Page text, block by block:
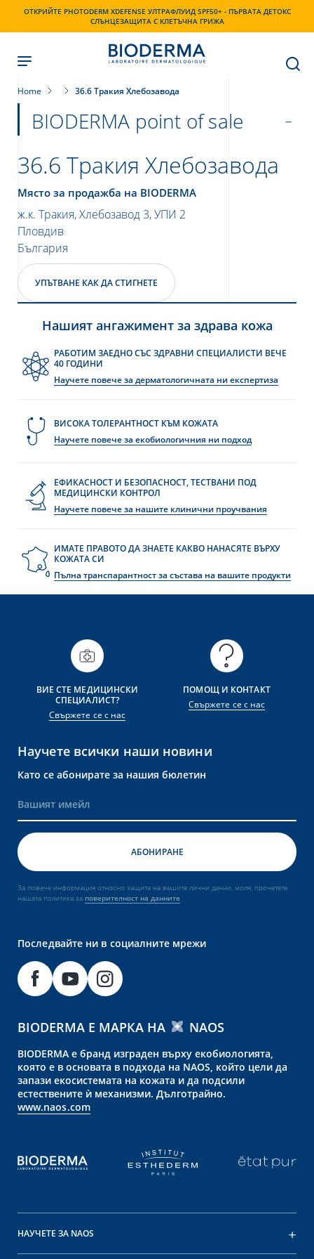
ОТКРИЙТЕ PHOTODERM XDEFENSE УЛТРАФЛУИД SPF50+ - ПЪРВАТА ДЕТОКС
СЛЪНЦЕЗАЩИТА С КЛЕТЪЧНА ГРИЖА
защита на вашите лични данни,
Home 36.6 Тракия Хлебозавода
BIODERMA point of sale
36.6 Тракия Хлебозавода
Място за продажба на BIODERMA
ж.к. Тракия, Хлебозавод 3, УПИ 2
Пловдив
България
УПЪТВАНЕ КАК ДА СТИГНЕТЕ
Нашият ангажимент за здрава кожа
РАБОТИМ ЗАЕДНО СЪС ЗДРАВНИ СПЕЦИАЛИСТИ ВЕЧЕ
40 ГОДИНИ
Научете повече за дерматологичната ни експертиза
ВИСОКА ТОЛЕРАНТНОСТ КЪМ КОЖАТА
Научете повече за екобиологичния ни подход
ЕФИКАСНОСТ И БЕЗОПАСНОСТ, ТЕСТВАНИ ПОД
МЕДИЦИНСКИ КОНТРОЛ
Научете повече за нашите клинични проучвания
ИМАТЕ ПРАВОТО ДА ЗНАЕТЕ КАКВО НАНАСЯТЕ ВЪРХУ
КОЖАТА СИ
Пълна транспарантност за състава на вашите продукти
ВИЕ СТЕ МЕДИЦИНСКИ
СПЕЦИАЛИСТ?
Свържете се с нас
ПОМОЩ И КОНТАКТ
Свържете се с нас
Научете всички наши новини
Като се абонирате за нашия бюлетин
За повече информация относно защита на вашите лични данни, моля, прочетете
нашата политика за поверителност на данните
Последвайте ни в социалните мрежи
BIODERMA Е МАРКА НА NAOS
BIODERMA е бранд изграден върху екобиологията,
която е в основата в подхода на NAOS, който цели да
запази екосистемата на кожата и да подсили
естествените ѝ механизми. Дълготрайно.
www.naos.com
НАУЧЕТЕ ЗА NAOS